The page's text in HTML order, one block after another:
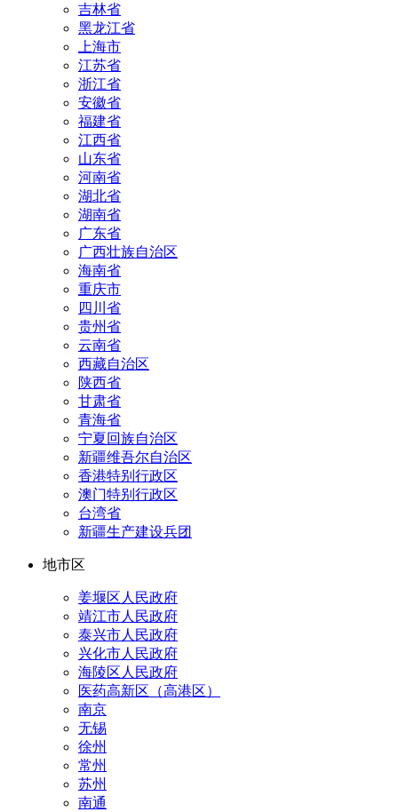
吉林省
黑龙江省
上海市
江苏省
浙江省
安徽省
福建省
江西省
山东省
河南省
湖北省
湖南省
广东省
广西壮族自治区
海南省
重庆市
四川省
贵州省
云南省
西藏自治区
陕西省
甘肃省
青海省
宁夏回族自治区
新疆维吾尔自治区
香港特别行政区
澳门特别行政区
台湾省
新疆生产建设兵团
地市区
姜堰区人民政府
靖江市人民政府
泰兴市人民政府
兴化市人民政府
海陵区人民政府
医药高新区（高港区）
南京
无锡
徐州
常州
苏州
南通